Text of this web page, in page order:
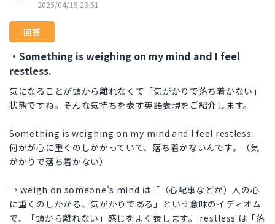
2025/04/19 23:51
回答
・Something is weighing on my mind and I feel
restless.
気になることが頭から離れなくて「気がかりで落ち着かない」
状態ですね。そんな気持ちを表す英語表現をご紹介します。
Something is weighing on my mind and I feel restless.
何かが心に重くのしかかっていて、落ち着かないんです。（気
がかりで落ち着かない）
→ weigh on someone's mind は「（心配事などが）人の心
に重くのしかかる、気がかりである」という意味のイディオム
で、「頭から離れない」感じをよく表します。 restless は「落